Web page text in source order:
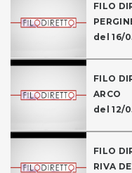
FILO
del 16/
FILO
ARCO
del 12/
FILO
RIVA